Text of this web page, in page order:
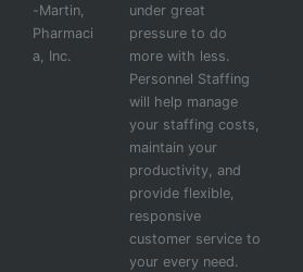
-Martin,
Pharmaci
a, Inc.
under great
pressure to do
more with less.
Personnel Staffing
will help manage
your staffing costs,
maintain your
productivity, and
provide flexible,
responsive
customer service to
your every need.